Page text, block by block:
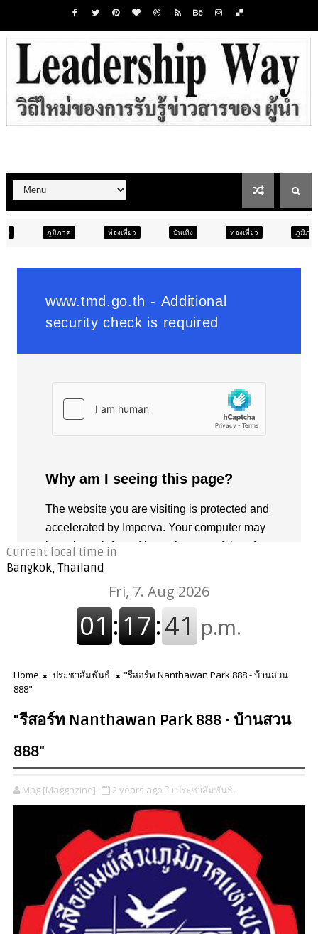
ท่องเที่ยว บันเทิง ท่องเที่ยว ภูมิภาค
Current local time in
Bangkok, Thailand
Home ประชาสัมพันธ์
"รีสอร์ท Nanthawan Park 888 - บ้านสวน
888"
"รีสอร์ท Nanthawan Park 888 - บ้านสวน
888"
Mag [Maggazine] 2 years ago ประชาสัมพันธ์,